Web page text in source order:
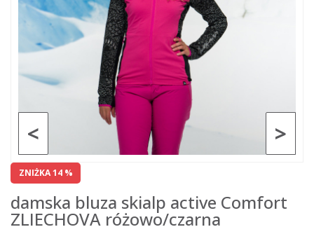
>
<
ZNIŻKA 14 %
damska bluza skialp active Comfort
ZLIECHOVA różowo/czarna